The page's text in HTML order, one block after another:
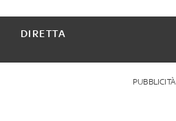
DIRETTA
PUBBLICITÀ